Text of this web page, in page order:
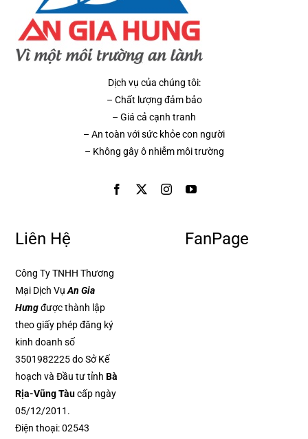
Dịch vụ của chúng tôi:
– Chất lượng đảm bảo
– Giá cả cạnh tranh
– An toàn với sức khỏe con người
– Không gây ô nhiễm môi trường
Liên Hệ
Công Ty TNHH Thương
Mại Dịch Vụ An Gia
Hưngđược thành lập
theo giấy phép đăng ký
kinh doanh số
3501982225 do Sở Kế
hoạch và Đầu tư tỉnhBà
Rịa-Vũng Tàucấp ngày
05/12/2011.
Điện thoại:02543
FanPage